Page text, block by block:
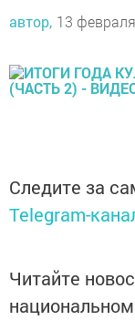
автор, 13
Следите за
Telegram-
Читайте